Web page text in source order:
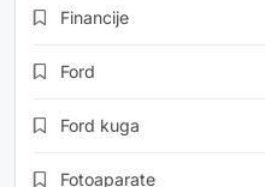
Financije
Ford
Ford kuga
Fotoaparate